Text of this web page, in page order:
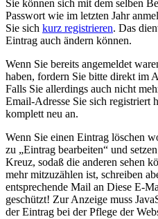
Sie können sich mit dem selben
Passwort wie im letzten Jahr
Sie sich kurz registrieren. Das
Eintrag auch ändern können.
Wenn Sie bereits angemeldet
haben, fordern Sie bitte direkt im
Falls Sie allerdings auch nicht
Email-Adresse Sie sich registriert
komplett neu an.
Wenn Sie einen Eintrag löschen
zu „Eintrag bearbeiten“ und
Kreuz, sodaß die anderen sehen
mehr mitzuzählen ist, schreiben
entsprechende Mail an Diese E-
geschützt! Zur Anzeige muss
der Eintrag bei der Pflege der